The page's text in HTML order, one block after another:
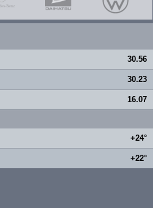
30.56
30.23
16.07
+24°
+22°